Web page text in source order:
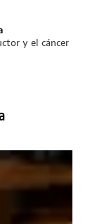
y el cáncer